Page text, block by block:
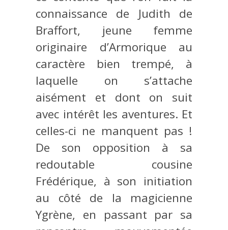
connaissance de Judith de
Braffort, jeune femme
originaire d’Armorique au
caractère bien trempé, à
laquelle on s’attache
aisément et dont on suit
avec intérêt les aventures. Et
celles-ci ne manquent pas !
De son opposition à sa
redoutable cousine
Frédérique, à son initiation
au côté de la magicienne
Ygrène, en passant par sa